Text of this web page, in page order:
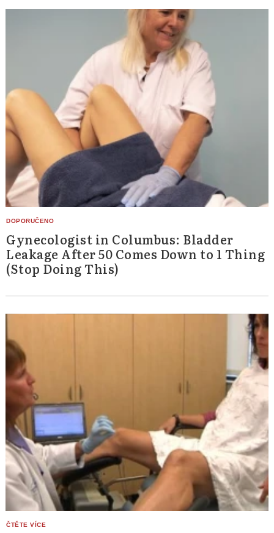
Gynecologist in Columbus: Bladder
Leakage After 50 Comes Down to 1 Thing
(Stop Doing This)